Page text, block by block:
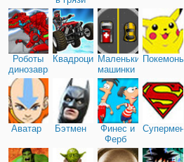
Роботы
динозавры
КвадроциклыМаленькие
машинки
Покемоны
Аватар Бэтмен
Финес и
Ферб
Супермен